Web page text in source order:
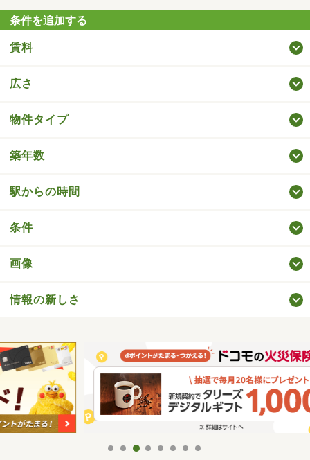
条件を追加する
賃料
広さ
物件タイプ
築年数
駅からの時間
条件
画像
情報の新しさ